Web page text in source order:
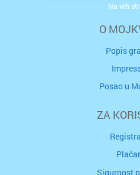
O
Popis
Posao u
ZA
Sigurnost
Na vrh